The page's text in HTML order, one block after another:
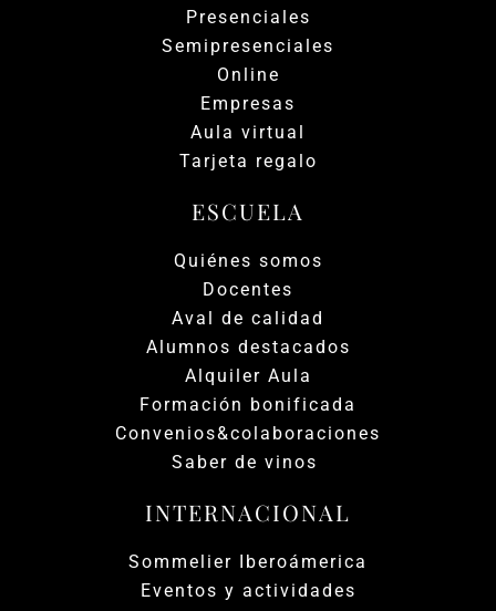
Presenciales
Semipresenciales
Online
Empresas
Aula virtual
Tarjeta regalo
ESCUELA
Quiénes somos
Docentes
Aval de calidad
Alumnos destacados
Alquiler Aula
Formación bonificada
Convenios&colaboraciones
Saber de vinos
INTERNACIONAL
Sommelier Iberoámerica
Eventos y actividades